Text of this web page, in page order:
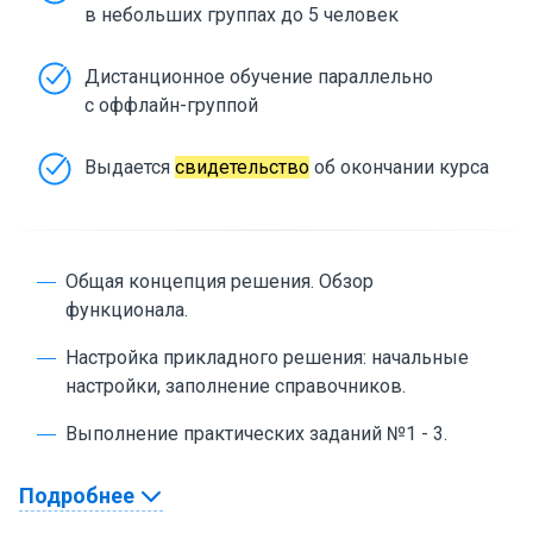
в небольших группах до 5 человек
Дистанционное обучение параллельно
с оффлайн-группой
Выдается свидетельство об окончании курса
Общая концепция решения. Обзор
функционала.
Настройка прикладного решения: начальные
настройки, заполнение справочников.
Выполнение практических заданий №1 - 3.
Программа испытаний: заполнение
нормативно-технической документации.
Подробнее